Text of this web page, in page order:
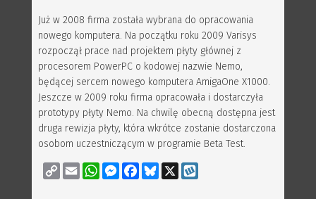
Już w 2008 firma została wybrana do opracowania
nowego komputera. Na początku roku 2009 Varisys
rozpoczął prace nad projektem płyty głównej z
procesorem PowerPC o kodowej nazwie Nemo,
będącej sercem nowego komputera AmigaOne X1000.
Jeszcze w 2009 roku firma opracowała i dostarczyła
prototypy płyty Nemo. Na chwilę obecną dostępna jest
druga rewizja płyty, która wkrótce zostanie dostarczona
osobom uczestniczącym w programie Beta Test.
Copy
Link
Email WhatsAppMessenger
FacebookBluesky